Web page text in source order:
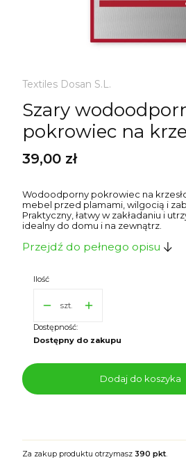
Textiles Dosan S.L.
Szary
pokrowiec na
Cena
39,00 zł
Wodoodporny pokrowiec na
mebel przed plamami, wilgocią i
Praktyczny, łatwy w zakładaniu i
idealny do domu i na zewnątrz.
Przejdź do pełnego opisu
Ilość
szt.
Dostępność:
Dostępny do zakupu
Dodaj do koszyka
Za zakup produktu otrzymasz 390 pkt.